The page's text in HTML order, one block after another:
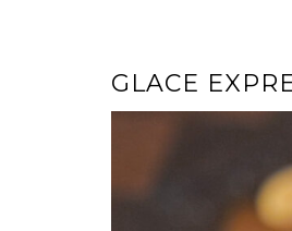
GLACE